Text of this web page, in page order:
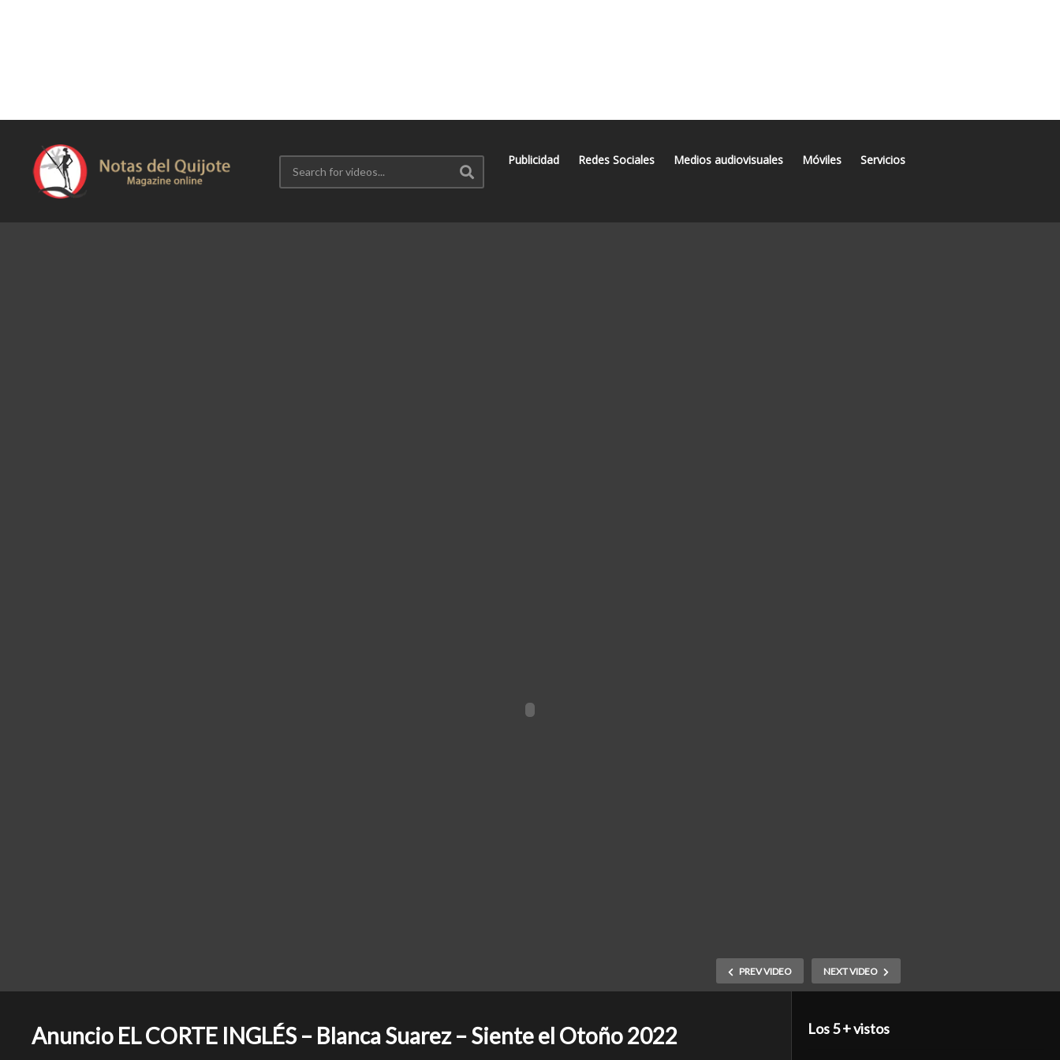
Publicidad Redes Sociales Medios audiovisuales Móviles Servicios
PREV VIDEO NEXT VIDEO
Anuncio EL CORTE INGLÉS – Blanca Suarez – Siente el Otoño 2022 Los 5 + vistos